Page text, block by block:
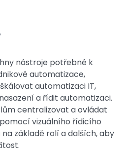
nástroje potřebné k
automatizace,
automatizaci IT,
a řídit automatizaci.
centralizovat a ovládat
vizuálního řídicího
základě rolí a dalších, aby